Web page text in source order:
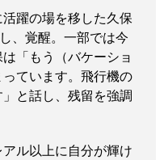
躍の場を移した久保
、覚醒。一部では今
「もう（バケーショ
ています。飛行機の
と話し、残留を強調
アル以上に自分が輝け